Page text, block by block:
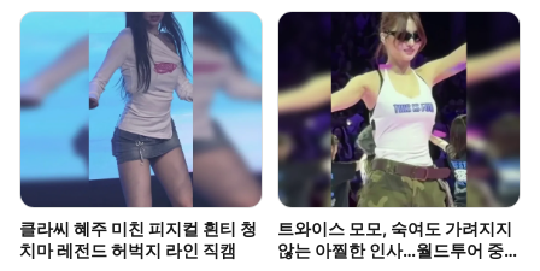
클라씨 혜주 미친 피지컬 흰티 청
치마 레전드 허벅지 라인 직캠
트와이스 모모, 숙여도 가려지지
않는 아찔한 인사…월드투어 중